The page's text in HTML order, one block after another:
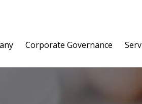
Corporate Governance